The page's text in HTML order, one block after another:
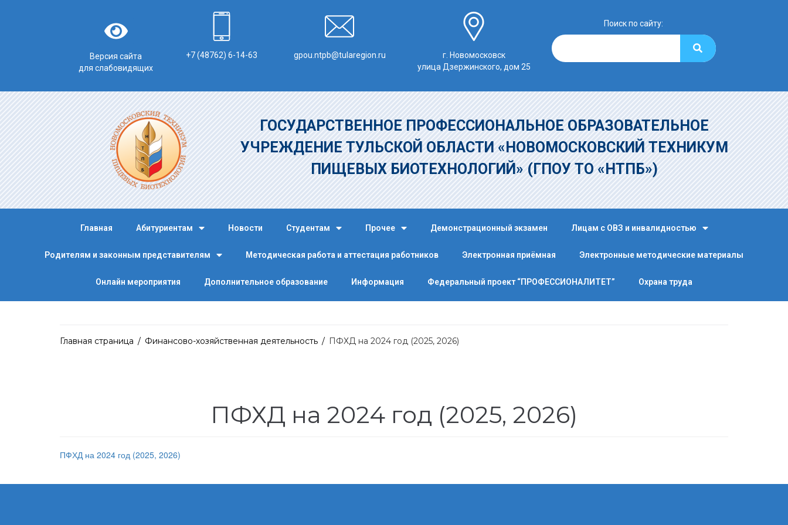
Версия сайта
для слабовидящих
+7 (48762) 6-14-63 gpou.ntpb@tularegion.ru
г. Новомосковск
улица Дзержинского, дом 25
Поиск по сайту:
ГОСУДАРСТВЕННОЕ ПРОФЕССИОНАЛЬНОЕ ОБРАЗОВАТЕЛЬНОЕ
УЧРЕЖДЕНИЕ ТУЛЬСКОЙ ОБЛАСТИ «НОВОМОСКОВСКИЙ ТЕХНИКУМ
ПИЩЕВЫХ БИОТЕХНОЛОГИЙ» (ГПОУ ТО «НТПБ»)
Главная Абитуриентам Новости Студентам Прочее Демонстрационный экзамен Лицам с ОВЗ и инвалидностью
Родителям и законным представителям Методическая работа и аттестация работников Электронная приёмная Электронные методические материалы
Онлайн мероприятия Дополнительное образование Информация Федеральный проект “ПРОФЕССИОНАЛИТЕТ” Охрана труда
Главная страница / Финансово-хозяйственная деятельность / ПФХД на 2024 год (2025, 2026)
ПФХД на 2024 год (2025, 2026)
ПФХД на 2024 год (2025, 2026)